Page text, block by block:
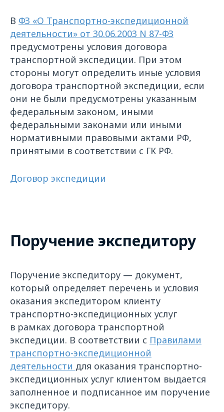
В ФЗ «О Транспортно-экспедиционной
деятельности» от 30.06.2003 N 87-ФЗ
предусмотрены условия договора
транспортной экспедиции. При этом
стороны могут определить иные условия
договора транспортной экспедиции, если
они не были предусмотрены указанным
федеральным законом, иными
федеральными законами или иными
нормативными правовыми актами РФ,
принятыми в соответствии с ГК РФ.
Договор экспедиции
Поручение экспедитору
Поручение экспедитору — документ,
который определяет перечень и условия
оказания экспедитором клиенту
транспортно-экспедиционных услуг
в рамках договора транспортной
экспедиции. В соответствии с Правилами
транспортно-экспедиционной
деятельности для оказания транспортно-
экспедиционных услуг клиентом выдается
заполненное и подписанное им поручение
экспедитору.